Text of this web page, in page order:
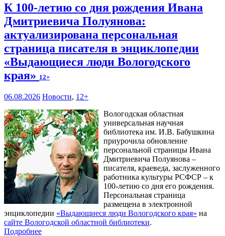
К 100-летию со дня рождения Ивана
Дмитриевича Полуянова:
актуализирована персональная
страница писателя в энциклопедии
«Выдающиеся люди Вологодского
края» 12+
06.08.2026 Новости, 12+
Вологодская областная
универсальная научная
библиотека им. И.В. Бабушкина
приурочила обновление
персональной страницы Ивана
Дмитриевича Полуянова –
писателя, краеведа, заслуженного
работника культуры РСФСР – к
100‑летию со дня его рождения.
Персональная страница
размещена в электронной
энциклопедии «Выдающиеся люди Вологодского края» на
сайте Вологодской областной библиотеки.
Подробнее